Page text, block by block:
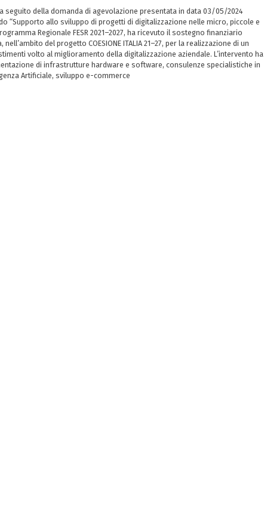
a seguito della domanda di agevolazione presentata in data 03/05/2024
“Supporto allo sviluppo di progetti di digitalizzazione nelle micro, piccole e
Regionale FESR 2021–2027, ha ricevuto il sostegno finanziario
nell’ambito del progetto COESIONE ITALIA 21–27, per la realizzazione di un
volto al miglioramento della digitalizzazione aziendale. L’intervento ha
di infrastrutture hardware e software, consulenze specialistiche in
Artificiale, sviluppo e-commerce